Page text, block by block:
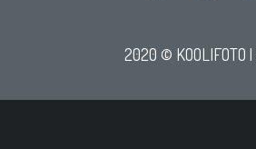
2020 © KOOLIFOTO |